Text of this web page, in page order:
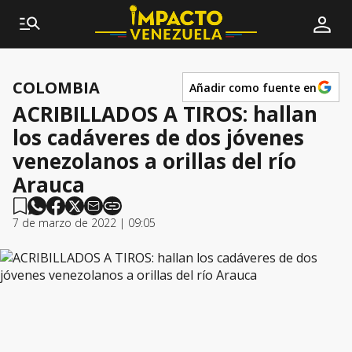
COLOMBIA Añadir como fuente en
ACRIBILLADOS A TIROS: hallan
los cadáveres de dos jóvenes
venezolanos a orillas del río
Arauca
7 de marzo de 2022 | 09:05